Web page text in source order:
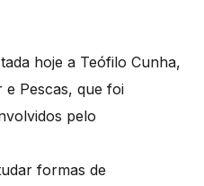
hoje a Teófilo Cunha,
e Pescas, que foi
pelo
formas de